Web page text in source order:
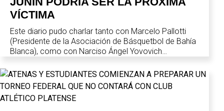
VÍCTIMA
Este diario pudo charlar tanto con Marcelo Pallotti
(Presidente de la Asociación de Básquetbol de Bahía
Blanca), como con Narciso Ángel Yovovich
Chivilcoy). Aquí te dejamos las respuestas y las
historias de voz de varios de los damnificados por la
gestión que explica la actual situación del básquetbol
local.